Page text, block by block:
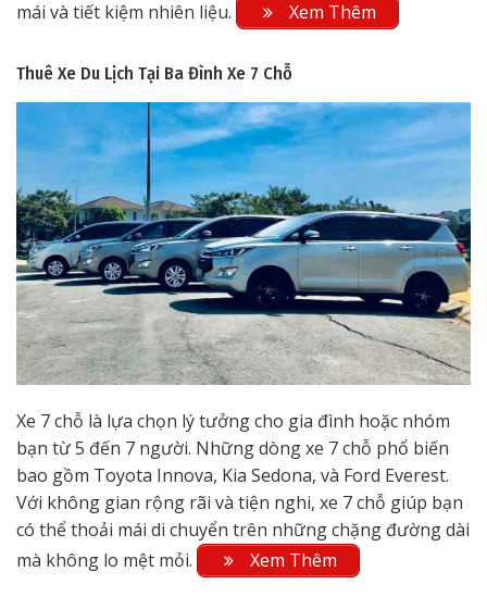
mái và tiết kiệm nhiên liệu. Xem Thêm
Thuê Xe Du Lịch Tại Ba Đình Xe 7 Chỗ
Xe 7 chỗ là lựa chọn lý tưởng cho gia đình hoặc nhóm
bạn từ 5 đến 7 người. Những dòng xe 7 chỗ phổ biến
bao gồm Toyota Innova, Kia Sedona, và Ford Everest.
Với không gian rộng rãi và tiện nghi, xe 7 chỗ giúp bạn
có thể thoải mái di chuyển trên những chặng đường dài
mà không lo mệt mỏi.
Xem Thêm